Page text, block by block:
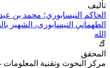
تأليف
الحاكم النيسابوري؛ محمد بن
الطهماني النيسابورى، الشهير
الله
المحقق
مركز البحوث وتقنية المعلومات